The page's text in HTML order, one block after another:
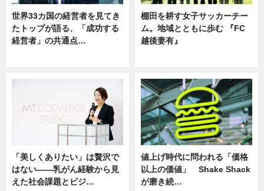
世界33カ国の経営者を見てき
たトップが語る、「成功する
経営者」の共通点…
棚田を耕す女子サッカーチー
ム。地域とともに歩む 『FC
越後妻有』
「美しくありたい」は贅沢で
はない――乳がん経験から見
えた社会課題とビジ…
値上げ時代に問われる「価格
以上の価値」 Shake Shack
が磨き続…